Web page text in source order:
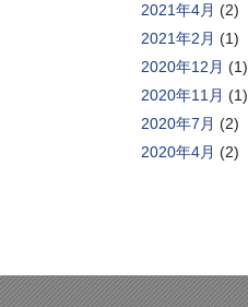
2021年4月 (2)
2021年2月 (1)
2020年12月 (1)
2020年11月 (1)
2020年7月 (2)
2020年4月 (2)